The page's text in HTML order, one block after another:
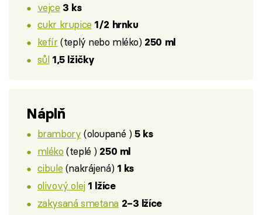
vejce 3 ks
cukr krupice 1/2 hrnku
kefír(teplý nebo mléko) 250 ml
sůl 1,5 lžičky
Náplň
brambory (oloupané ) 5 ks
mléko (teplé ) 250 ml
cibule (nakrájená) 1 ks
olivový olej 1 lžíce
zakysaná smetana 2–3 lžíce